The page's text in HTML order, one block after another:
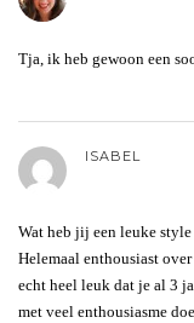
Tja, ik heb gewoon een
ISABEL
Wat heb jij een leuke
Helemaal enthousiast
echt heel leuk dat je al 3
met veel enthousiasme